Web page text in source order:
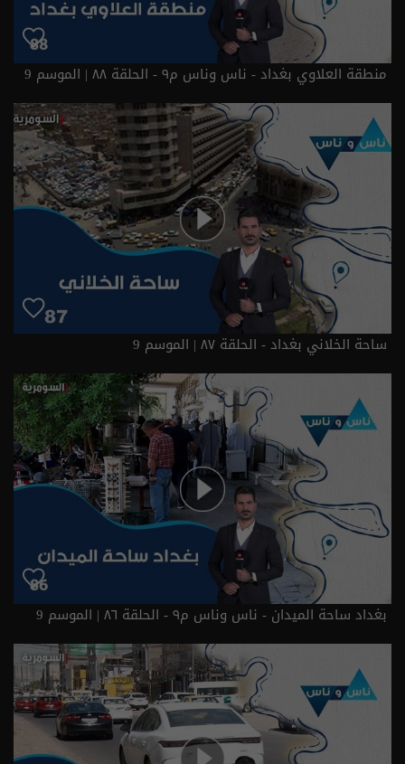
منطقة العلاوي بغداد - ناس وناس م٩ - الحلقة ٨٨ | الموسم 9
ساحة الخلاني بغداد - الحلقة ٨٧ | الموسم 9
بغداد ساحة الميدان - ناس وناس م٩ - الحلقة ٨٦ | الموسم 9